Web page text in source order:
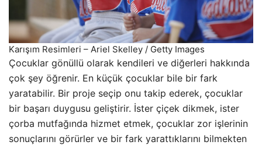
Karışım Resimleri – Ariel Skelley / Getty Images
Çocuklar gönüllü olarak kendileri ve diğerleri hakkında
çok şey öğrenir. En küçük çocuklar bile bir fark
yaratabilir. Bir proje seçip onu takip ederek, çocuklar
bir başarı duygusu geliştirir. İster çiçek dikmek, ister
çorba mutfağında hizmet etmek, çocuklar zor işlerinin
sonuçlarını görürler ve bir fark yarattıklarını bilmekten